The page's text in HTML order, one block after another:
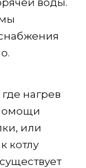
нагрев
или
котлу